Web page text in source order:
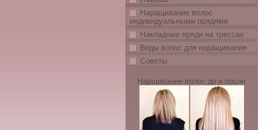
Наращивание волос
индивидуальными прядями
Накладные пряди на трессах
Виды волос для наращивания
Советы
Нарщивание волос до и после